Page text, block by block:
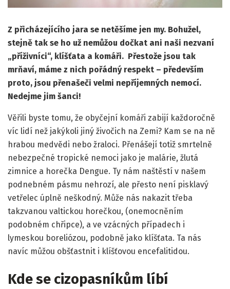
Z přicházejícího jara se netěšíme jen my. Bohužel,
stejně tak se ho už nemůžou dočkat ani naši nezvaní
„příživníci“, klíšťata a komáři. Přestože jsou tak
mrňaví, máme z nich pořádný respekt – především
proto, jsou přenašeči velmi nepříjemných nemocí.
Nedejme jim šanci!
Věřili byste tomu, že obyčejní komáři zabijí každoročně
víc lidí než jakýkoli jiný živočich na Zemi? Kam se na ně
hrabou medvědi nebo žraloci. Přenášejí totiž smrtelně
nebezpečné tropické nemoci jako je malárie, žlutá
zimnice a horečka Dengue. Ty nám naštěstí v našem
podnebném pásmu nehrozí, ale přesto není pisklavý
vetřelec úplně neškodný. Může nás nakazit třeba
takzvanou valtickou horečkou, (onemocněním
podobném chřipce), a ve vzácných případech i
lymeskou boreliózou, podobně jako klíšťata. Ta nás
navíc můžou obšťastnit i klíšťovou encefalitidou.
Kde se cizopasníkům líbí